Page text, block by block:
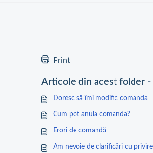
Print
Articole din acest folder -
Doresc să îmi modific comanda
Cum pot anula comanda?
Erori de comandă
Am nevoie de clarificări cu privire